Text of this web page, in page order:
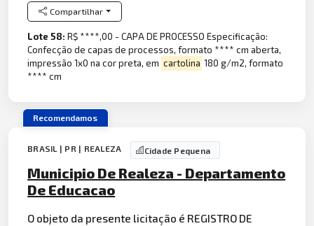
Compartilhar
Lote 58:R$ ****,00 - CAPA DE PROCESSO Especificação:
Confecção de capas de processos, formato **** cm aberta,
impressão 1x0 na cor preta, em cartolina 180 g/m2, formato
**** cm
Recomendamos
BRASIL | PR | REALEZA Cidade Pequena
Municipio De Realeza - Departamento
De Educacao
O objeto da presente licitação é REGISTRO DE